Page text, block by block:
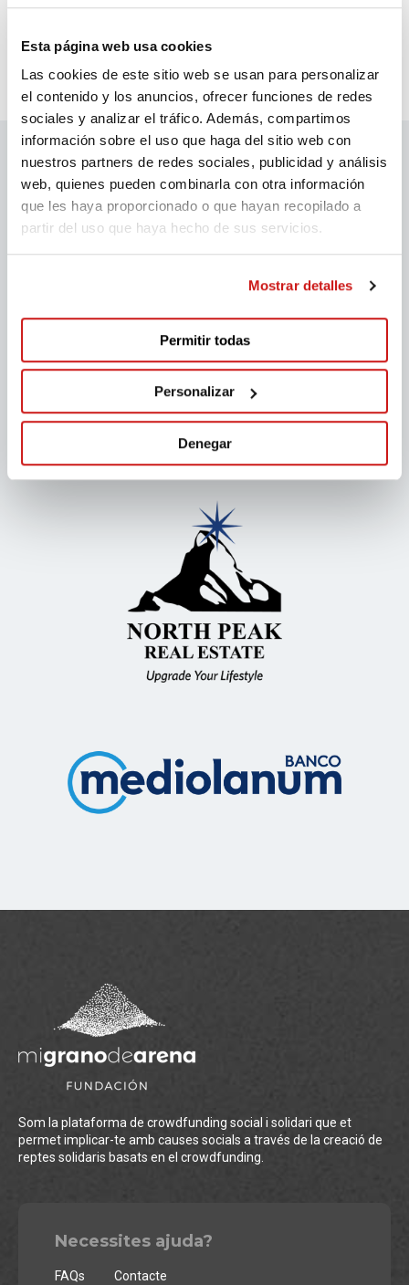
Esta página web usa cookies
Las cookies de este sitio web se usan para personalizar
el contenido y los anuncios, ofrecer funciones de redes
sociales y analizar el tráfico. Además, compartimos
información sobre el uso que haga del sitio web con
nuestros partners de redes sociales, publicidad y análisis
web, quienes pueden combinarla con otra información
que les haya proporcionado o que hayan recopilado a
partir del uso que haya hecho de sus servicios.
Mostrar detalles
Permitir todas
Personalizar
Denegar
Gracias por la iniciativa!!
Patrocinadors migranodearena
Som la plataforma de crowdfunding social i solidari que et
permet implicar-te amb causes socials a través de la creació de
reptes solidaris basats en el crowdfunding.
Necessites ajuda?
FAQs Contacte